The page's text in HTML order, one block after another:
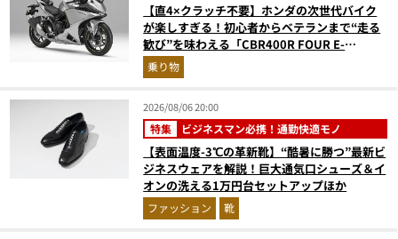
【直4×クラッチ不要】ホンダの次世代バイク
が楽しすぎる！初心者からベテランまで“走る
歓び”を味わえる「CBR400R FOUR E-
Clutch」を徹底解説
乗り物
2026/08/06 20:00
特集 ビジネスマン必携！通勤快適モノ
【表面温度-3℃の革新靴】“酷暑に勝つ”最新ビ
ジネスウェアを解説！巨大通気口シューズ＆イ
オンの洗える1万円台セットアップほか
ファッション 靴